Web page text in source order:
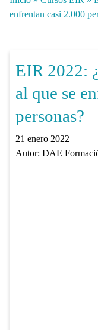
enfrentan casi 2.000
EIR 2022:
al que se
personas?
21 enero 2022
Autor: DAE